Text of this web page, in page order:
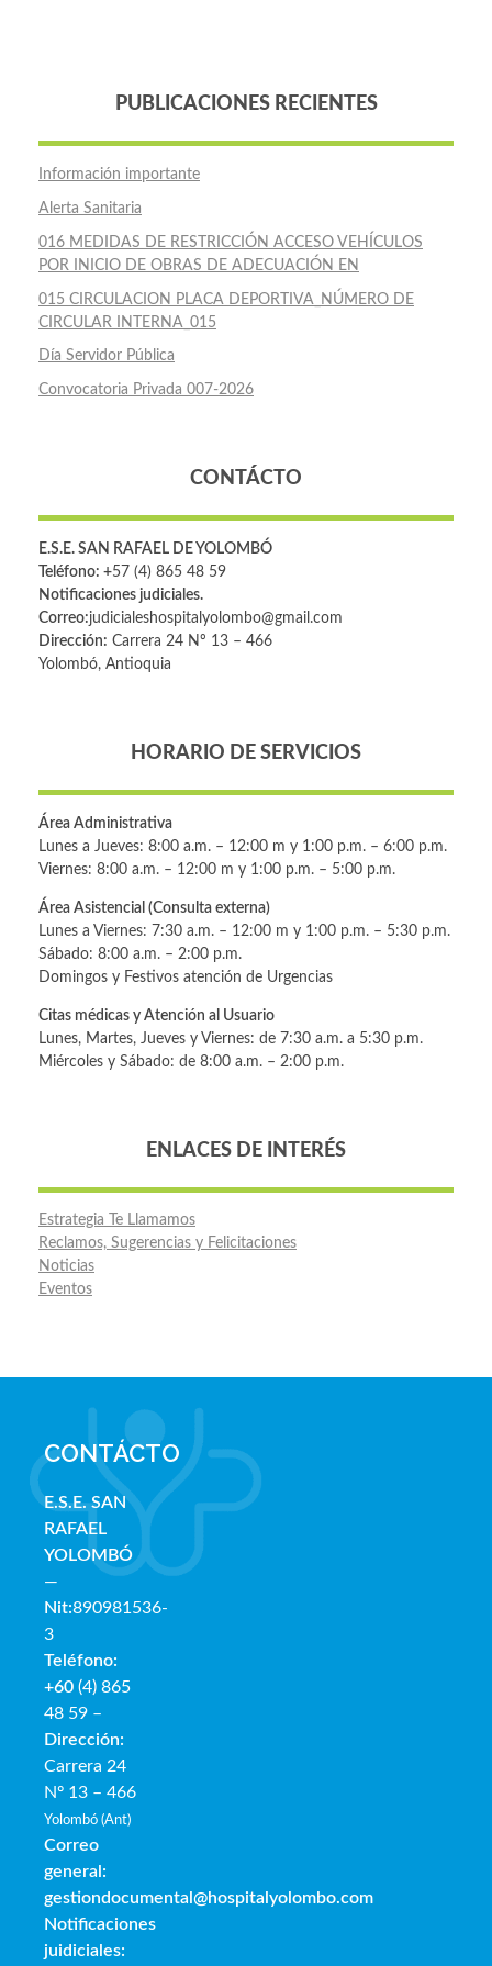
PUBLICACIONES RECIENTES
Información importante
Alerta Sanitaria
016 MEDIDAS DE RESTRICCIÓN ACCESO VEHÍCULOS
POR INICIO DE OBRAS DE ADECUACIÓN EN
015 CIRCULACION PLACA DEPORTIVA_NÚMERO DE
CIRCULAR INTERNA_015
Día Servidor Pública
Convocatoria Privada 007-2026
CONTÁCTO
E.S.E. SAN RAFAEL DE YOLOMBÓ
Teléfono: +57 (4) 865 48 59
Notificaciones judiciales.
Correo:judicialeshospitalyolombo@gmail.com
Dirección: Carrera 24 Nº 13 – 466
Yolombó, Antioquia
HORARIO DE SERVICIOS
Área Administrativa
Lunes a Jueves: 8:00 a.m. – 12:00 m y 1:00 p.m. – 6:00 p.m.
Viernes: 8:00 a.m. – 12:00 m y 1:00 p.m. – 5:00 p.m.
Área Asistencial (Consulta externa)
Lunes a Viernes: 7:30 a.m. – 12:00 m y 1:00 p.m. – 5:30 p.m.
Sábado: 8:00 a.m. – 2:00 p.m.
Domingos y Festivos atención de Urgencias
Citas médicas y Atención al Usuario
Lunes, Martes, Jueves y Viernes: de 7:30 a.m. a 5:30 p.m.
Miércoles y Sábado: de 8:00 a.m. – 2:00 p.m.
ENLACES DE INTERÉS
Estrategia Te Llamamos
Reclamos, Sugerencias y Felicitaciones
Noticias
Eventos
CONTÁCTO
E.S.E. SAN
RAFAEL
YOLOMBÓ
—
Nit:890981536-
3
Teléfono:
+60 (4) 865
48 59 –
Dirección:
Carrera 24
Nº 13 – 466
Yolombó (Ant)
Correo
general:
gestiondocumental@hospitalyolombo.com
Notificaciones
juidiciales: